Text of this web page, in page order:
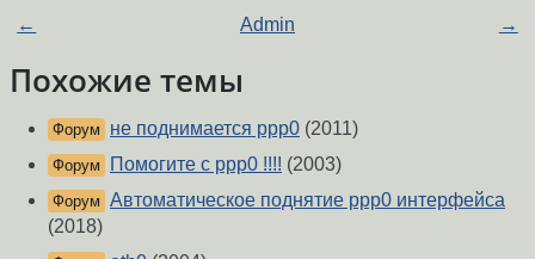
← Admin →
Похожие темы
Форум не поднимается ррр0 (2011)
Форум Помогите с ррр0 !!!! (2003)
Форум Автоматическое поднятие ррр0 интерфейса
(2018)